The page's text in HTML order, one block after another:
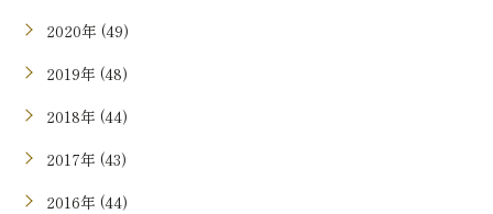
2020年 (49)
2019年 (48)
2018年 (44)
2017年 (43)
2016年 (44)